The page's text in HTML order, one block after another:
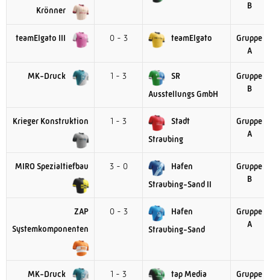
Krönner
B
teamElgato III 0 - 3 teamElgato
Gruppe
A
MK-Druck 1 - 3
SR
Ausstellungs GmbH
Gruppe
B
Krieger Konstruktion 1 - 3
Stadt
Straubing
Gruppe
A
MIRO Spezialtiefbau 3 - 0
Hafen
Straubing-Sand II
Gruppe
B
ZAP
Systemkomponenten
0 - 3
Hafen
Straubing-Sand
Gruppe
A
MK-Druck 1 - 3 tap Media
Gruppe